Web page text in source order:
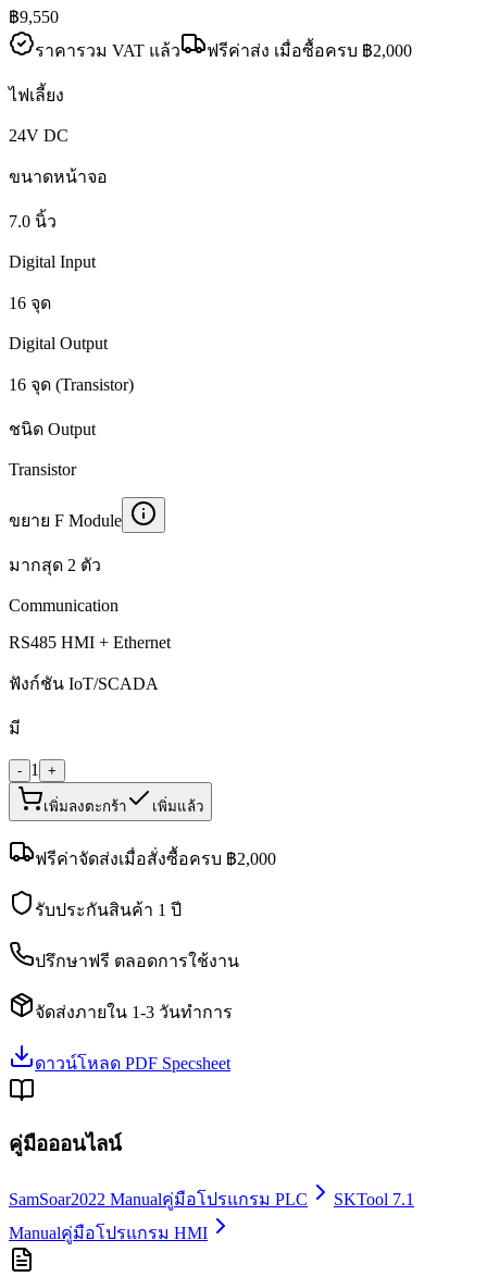
฿9,550
ราคารวม VAT แล้ว
ฟรีค่าส่ง เมื่อซื้อครบ ฿2,000
ไฟเลี้ยง
24V DC
ขนาดหน้าจอ
7.0 นิ้ว
Digital Input
16 จุด
Digital Output
16 จุด (Transistor)
ชนิด Output
Transistor
ขยาย F Module
มากสุด 2 ตัว
Communication
RS485 HMI + Ethernet
ฟังก์ชัน IoT/SCADA
มี
- 1 +
เพิ่มลงตะกร้า เพิ่มแล้ว
ฟรีค่าจัดส่งเมื่อสั่งซื้อครบ ฿2,000
รับประกันสินค้า 1 ปี
ปรึกษาฟรี ตลอดการใช้งาน
จัดส่งภายใน 1-3 วันทำการ
ดาวน์โหลด PDF Specsheet
คู่มือออนไลน์
SamSoar2022 Manualคู่มือโปรแกรม PLC
SKTool 7.1
Manualคู่มือโปรแกรม HMI